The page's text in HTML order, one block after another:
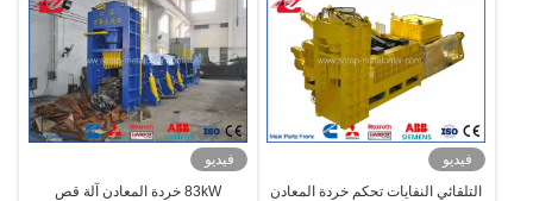
فيديو
التلقائي النفايات تحكم خردة المعادن
فيديو
83kW خردة المعادن آلة قص